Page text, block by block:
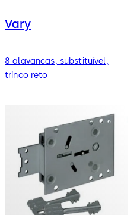
Vary
8 alavancas, substituível,
trinco reto